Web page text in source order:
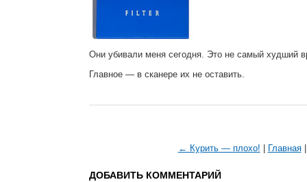
Они убивали меня сегодня. Это не самый худший
Главное — в сканере их не оставить.
← Курить — плохо! Главная
ДОБАВИТЬ КОММЕНТАРИЙ